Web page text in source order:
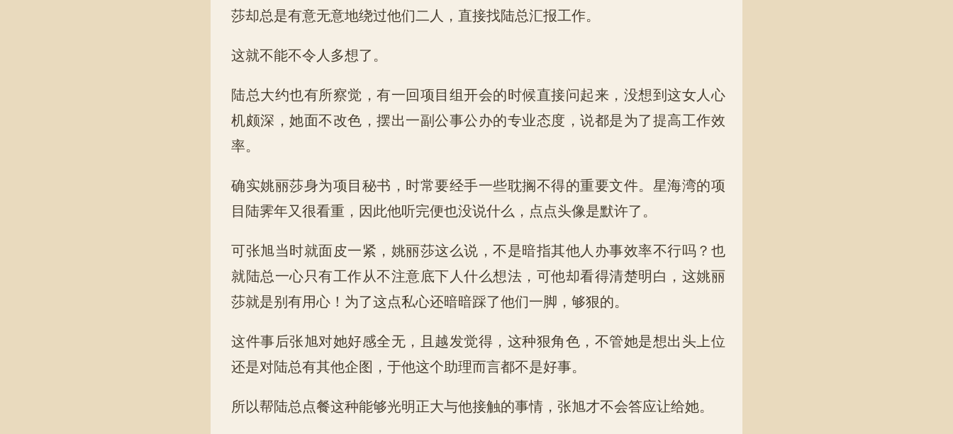
莎却总是有意无意地绕过他们二人，直接找陆总汇报工作。
这就不能不令人多想了。
陆总大约也有所察觉，有一回项目组开会的时候直接问起来，没想到这女人心
机颇深，她面不改色，摆出一副公事公办的专业态度，说都是为了提高工作效
率。
确实姚丽莎身为项目秘书，时常要经手一些耽搁不得的重要文件。星海湾的项
目陆霁年又很看重，因此他听完便也没说什么，点点头像是默许了。
可张旭当时就面皮一紧，姚丽莎这么说，不是暗指其他人办事效率不行吗？也
就陆总一心只有工作从不注意底下人什么想法，可他却看得清楚明白，这姚丽
莎就是别有用心！为了这点私心还暗暗踩了他们一脚，够狠的。
这件事后张旭对她好感全无，且越发觉得，这种狠角色，不管她是想出头上位
还是对陆总有其他企图，于他这个助理而言都不是好事。
所以帮陆总点餐这种能够光明正大与他接触的事情，张旭才不会答应让给她。